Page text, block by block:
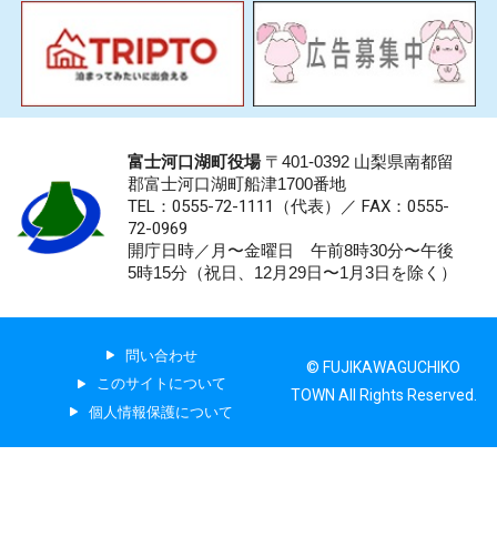
富士河口湖町役場〒401-0392 山梨県南都留
郡富士河口湖町船津1700番地
TEL：0555-72-1111 （代表）／ FAX：0555-
72-0969
開庁日時／月〜金曜日 午前8時30分〜午後
5時15分（祝日、12月29日〜1月3日を除く）
問い合わせ
このサイトについて
個人情報保護について
© FUJIKAWAGUCHIKO
TOWN All Rights Reserved.